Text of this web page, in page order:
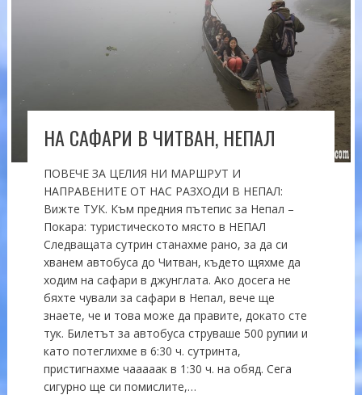
НА САФАРИ В ЧИТВАН, НЕПАЛ
ПОВЕЧЕ ЗА ЦЕЛИЯ НИ МАРШРУТ И
НАПРАВЕНИТЕ ОТ НАС РАЗХОДИ В НЕПАЛ:
Вижте ТУК. Към предния пътепис за Непал –
Покара: туристическото място в НЕПАЛ
Следващата сутрин станахме рано, за да си
хванем автобуса до Читван, където щяхме да
ходим на сафари в джунглата. Ако досега не
бяхте чували за сафари в Непал, вече ще
знаете, че и това може да правите, докато сте
тук. Билетът за автобуса струваше 500 рупии и
като потеглихме в 6:30 ч. сутринта,
пристигнахме чааааак в 1:30 ч. на обяд. Сега
сигурно ще си помислите,…